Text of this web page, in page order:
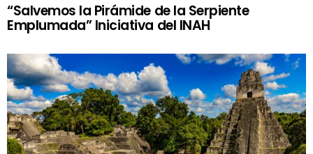
“Salvemos la Pirámide de la Serpiente
Emplumada” Iniciativa del INAH